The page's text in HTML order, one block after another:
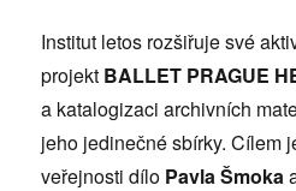
Institut letos rozšiřuje své
projekt BALLET PRAGUE
a katalogizaci archivních
jeho jedinečné sbírky. Cílem
veřejnosti dílo Pavla Šmoka